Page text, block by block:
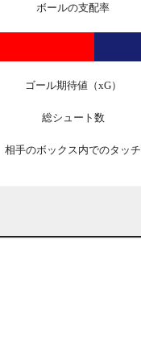
ボールの支配率
ゴール期待値（xG）
総シュート数
相手のボックス内でのタッチ